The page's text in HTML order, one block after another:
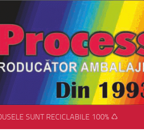
SUNT RECICLABILE 100% ♺